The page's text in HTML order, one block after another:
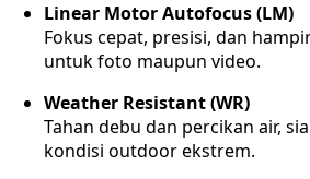
Linear Motor Autofocus (LM)
Fokus cepat, presisi, dan
untuk foto maupun video.
Weather Resistant (WR)
Tahan debu dan percikan air,
kondisi outdoor ekstrem.